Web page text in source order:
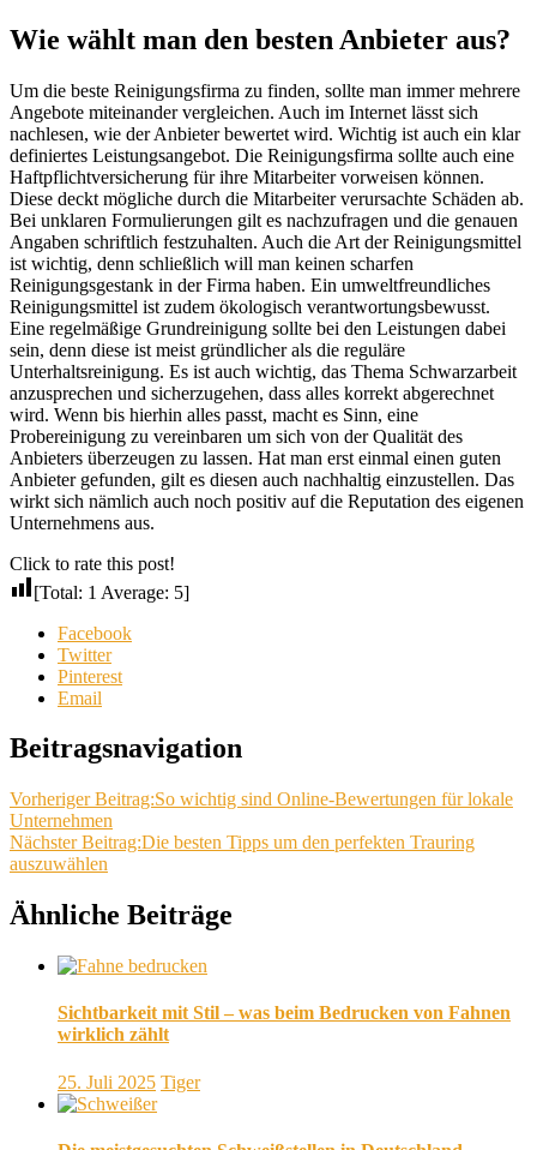
Wie wählt man den besten Anbieter aus?
Um die beste Reinigungsfirma zu finden, sollte man immer mehrere
Angebote miteinander vergleichen. Auch im Internet lässt sich
nachlesen, wie der Anbieter bewertet wird. Wichtig ist auch ein klar
definiertes Leistungsangebot. Die Reinigungsfirma sollte auch eine
Haftpflichtversicherung für ihre Mitarbeiter vorweisen können.
Diese deckt mögliche durch die Mitarbeiter verursachte Schäden ab.
Bei unklaren Formulierungen gilt es nachzufragen und die genauen
Angaben schriftlich festzuhalten. Auch die Art der Reinigungsmittel
ist wichtig, denn schließlich will man keinen scharfen
Reinigungsgestank in der Firma haben. Ein umweltfreundliches
Reinigungsmittel ist zudem ökologisch verantwortungsbewusst.
Eine regelmäßige Grundreinigung sollte bei den Leistungen dabei
sein, denn diese ist meist gründlicher als die reguläre
Unterhaltsreinigung. Es ist auch wichtig, das Thema Schwarzarbeit
anzusprechen und sicherzugehen, dass alles korrekt abgerechnet
wird. Wenn bis hierhin alles passt, macht es Sinn, eine
Probereinigung zu vereinbaren um sich von der Qualität des
Anbieters überzeugen zu lassen. Hat man erst einmal einen guten
Anbieter gefunden, gilt es diesen auch nachhaltig einzustellen. Das
wirkt sich nämlich auch noch positiv auf die Reputation des eigenen
Unternehmens aus.
Click to rate this post!
[Total: 1 Average: 5]
Facebook
Twitter
Pinterest
Email
Beitragsnavigation
Vorheriger Beitrag:So wichtig sind Online-Bewertungen für lokale
Unternehmen
Nächster Beitrag:Die besten Tipps um den perfekten Trauring
auszuwählen
Ähnliche Beiträge
Sichtbarkeit mit Stil – was beim Bedrucken von Fahnen
wirklich zählt
25. Juli 2025 Tiger